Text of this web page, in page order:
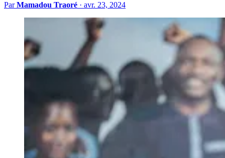
ParMamadou Traoré · avr. 23, 2024